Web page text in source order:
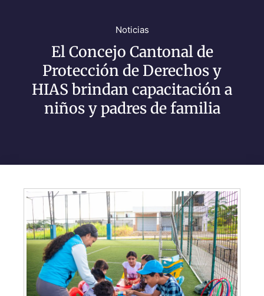
Noticias
El Concejo Cantonal de
Protección de Derechos y
HIAS brindan capacitación a
niños y padres de familia